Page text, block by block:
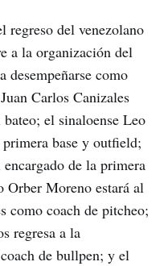
regreso del venezolano
a la organización del
desempeñarse como
Carlos Canizales
el sinaloense Leo
base y outfield;
de la primera
Orber Moreno estará al
como coach de pitcheo;
regresa a la
de bullpen; y el